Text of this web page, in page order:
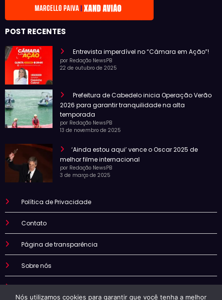
POST RECENTES
Entrevista imperdível no “Câmara em Ação”!
por Redação NewsPB
22 de outubro de 2025
Prefeitura de Cabedelo inicia Operação Verão
2026 para garantir tranquilidade na alta
temporada
por Redação NewsPB
13 de novembro de 2025
‘Ainda estou aqui’ vence o Oscar 2025 de
melhor filme internacional
por Redação NewsPB
3 de março de 2025
Política de Privacidade
Contato
Página de transparência
Sobre nós
Termo de uso
Nós utilizamos cookies para garantir que você tenha a melhor